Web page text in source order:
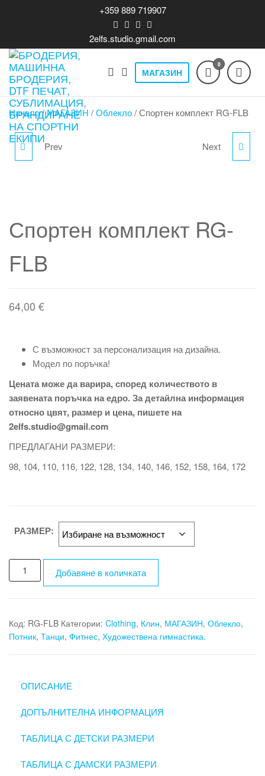
content
+359 889 719907
2elfs.studio.gmail.com
Бродерия,
машинна
бродерия,
Печат на
DTF T-shirts,
теклама.
МАГАЗИН
0
Начало/МАГАЗИН /Облекло/ Спортен комплект RG-FLB
СПОРТЕН АНЦУГ
Prev СПОРТНА ТЕНИСКА -
Next
Спортен комплект RG-
FLB
64,00 €
С възможност за персонализация на дизайна.
Модел по поръчка!
Цената може да варира, според количеството в
заявената поръчка на едро. За детайлна информация
относно цвят, размер и цена, пишете на
2elfs.studio@gmail.com
ПРЕДЛАГАНИ РАЗМЕРИ:
98, 104, 110, 116, 122, 128, 134, 140, 146, 152, 158, 164, 172
РАЗМЕР:
количество
за
RG-
FLB
Добавяне в количката
Код: RG-FLB Категории: Clothing, Клин, МАГАЗИН, Облекло,
Потник, Танци, Фитнес, Художествена гимнастика.
ОПИСАНИЕ
ДОПЪЛНИТЕЛНА ИНФОРМАЦИЯ
ТАБЛИЦА С ДЕТСКИ РАЗМЕРИ
ТАБЛИЦА С ДАМСКИ РАЗМЕРИ